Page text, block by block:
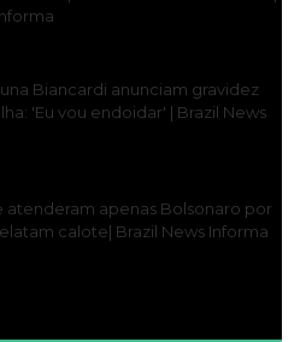
Biancardi anunciam gravidez
'Eu vou endoidar' | Brazil News
atenderam apenas Bolsonaro por
calote| Brazil News Informa